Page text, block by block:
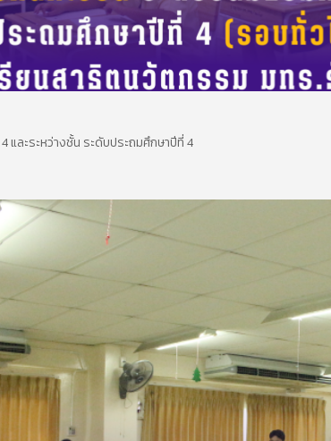
และระหว่างชั้น ระดับประถมศึกษาปีที่ 4